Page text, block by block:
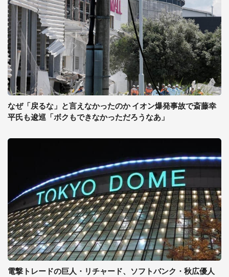
なぜ「戻るな」と言えなかったのか イオン爆発事故で斎藤幸
平氏も逡巡「ボクもできなかっただろうなあ」
電撃トレードの巨人・リチャード、ソフトバンク・秋広優人